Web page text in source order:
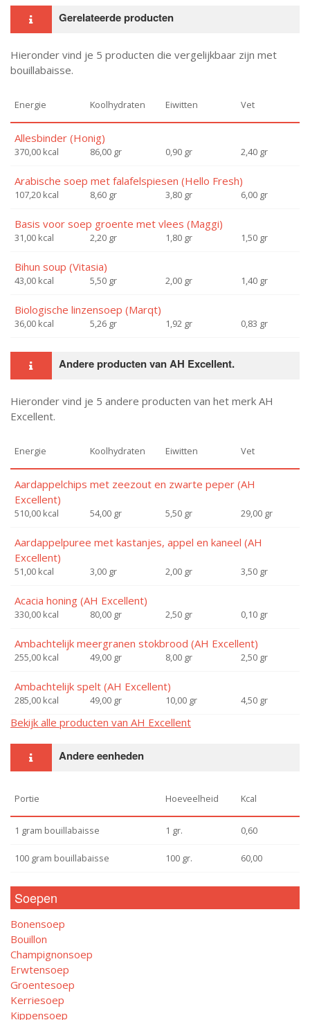
Gerelateerde producten
Hieronder vind je 5 producten die vergelijkbaar zijn met
bouillabaisse.
Energie Koolhydraten Eiwitten Vet
Allesbinder (Honig)
370,00 kcal 86,00 gr 0,90 gr 2,40 gr
Arabische soep met falafelspiesen (Hello Fresh)
107,20 kcal 8,60 gr 3,80 gr 6,00 gr
Basis voor soep groente met vlees (Maggi)
31,00 kcal 2,20 gr 1,80 gr 1,50 gr
Bihun soup (Vitasia)
43,00 kcal 5,50 gr 2,00 gr 1,40 gr
Biologische linzensoep (Marqt)
36,00 kcal 5,26 gr 1,92 gr 0,83 gr
Andere producten van AH Excellent.
Hieronder vind je 5 andere producten van het merk AH
Excellent.
Energie Koolhydraten Eiwitten Vet
Aardappelchips met zeezout en zwarte peper (AH
Excellent)
510,00 kcal 54,00 gr 5,50 gr 29,00 gr
Aardappelpuree met kastanjes, appel en kaneel (AH
Excellent)
51,00 kcal 3,00 gr 2,00 gr 3,50 gr
Acacia honing (AH Excellent)
330,00 kcal 80,00 gr 2,50 gr 0,10 gr
Ambachtelijk meergranen stokbrood (AH Excellent)
255,00 kcal 49,00 gr 8,00 gr 2,50 gr
Ambachtelijk spelt (AH Excellent)
285,00 kcal 49,00 gr 10,00 gr 4,50 gr
Bekijk alle producten van AH Excellent
Andere eenheden
Portie Hoeveelheid Kcal
1 gram bouillabaisse 1 gr. 0,60
100 gram bouillabaisse 100 gr. 60,00
Soepen
Bonensoep
Bouillon
Champignonsoep
Erwtensoep
Groentesoep
Kerriesoep
Kippensoep